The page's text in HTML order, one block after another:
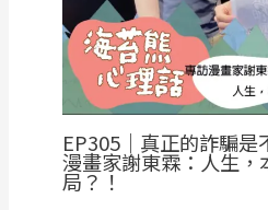
EP305｜真正的詐騙
漫畫家謝東霖：人生，
局？！